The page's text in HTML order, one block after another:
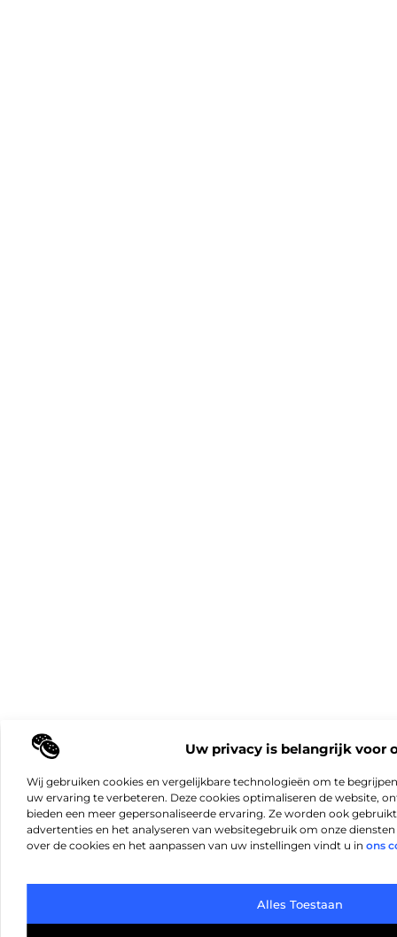
Uw privacy is belangrijk voor
Wij gebruiken cookies en vergelijkbare technologieën om te
uw ervaring te verbeteren. Deze cookies optimaliseren de website,
bieden een meer gepersonaliseerde ervaring. Ze worden ook
advertenties en het analyseren van websitegebruik om onze
over de cookies en het aanpassen van uw instellingen vindt u in ons
Alles Toestaan